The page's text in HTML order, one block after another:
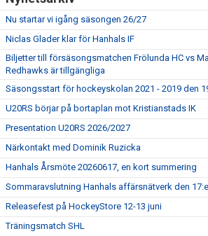
Nu startar vi igång säsongen 26/27
Niclas Glader klar för Hanhals IF
Biljetter till försäsongsmatchen Frölunda HC vs
Redhawks är tillgängliga
Säsongsstart för hockeyskolan 2021 - 2019 den
U20RS börjar på bortaplan mot Kristianstads IK
Presentation U20RS 2026/2027
Närkontakt med Dominik Ruzicka
Hanhals Årsmöte 20260617, en kort summering
Sommaravslutning Hanhals affärsnätverk den
Releasefest på HockeyStore 12-13 juni
Träningsmatch SHL